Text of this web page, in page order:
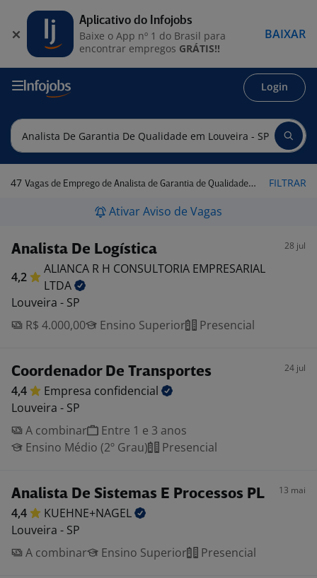
Login
47 Vagas de Emprego de Analista de Garantia de Qualidade em Louveira - SP FILTRAR
Ativar Aviso de Vagas
Analista De Logística 28 jul
4,2
ALIANCA R H CONSULTORIA EMPRESARIAL
LTDA
Louveira - SP
R$ 4.000,00
Ensino Superior Presencial
Coordenador De Transportes 24 jul
4,4 Empresa confidencial
Louveira - SP
A combinar
Entre 1 e 3 anos
Ensino Médio (2º Grau)
Presencial
Analista De Sistemas E Processos PL 13 mai
4,4
KUEHNE+NAGEL
Louveira - SP
A combinar
Ensino Superior Presencial
Aplicativo do Infojobs
Baixe o App nº 1 do Brasil para
encontrar empregos GRÁTIS!!
BAIXAR